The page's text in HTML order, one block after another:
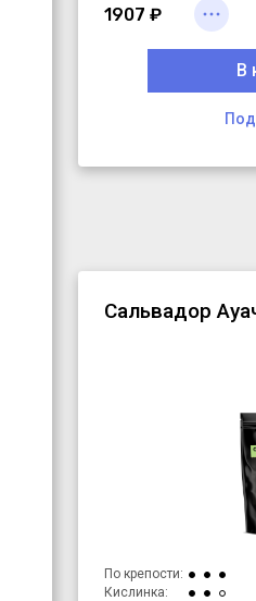
орех молотый, корица
Индийские пряности :
молотый, гвоздика
1907 ₽
В
Сальвадор
По крепости:
Кислинка: